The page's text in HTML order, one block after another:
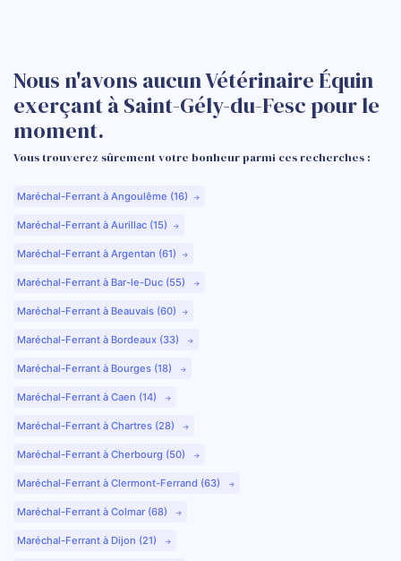
Nous n'avons aucun Vétérinaire Équin
exerçant à Saint-Gély-du-Fesc pour le
moment.
Vous trouverez sûrement votre bonheur parmi ces recherches :
Maréchal-Ferrant à Angoulême (16)
Maréchal-Ferrant à Aurillac (15)
Maréchal-Ferrant à Argentan (61)
Maréchal-Ferrant à Bar-le-Duc (55)
Maréchal-Ferrant à Beauvais (60)
Maréchal-Ferrant à Bordeaux (33)
Maréchal-Ferrant à Bourges (18)
Maréchal-Ferrant à Caen (14)
Maréchal-Ferrant à Chartres (28)
Maréchal-Ferrant à Cherbourg (50)
Maréchal-Ferrant à Clermont-Ferrand (63)
Maréchal-Ferrant à Colmar (68)
Maréchal-Ferrant à Dijon (21)